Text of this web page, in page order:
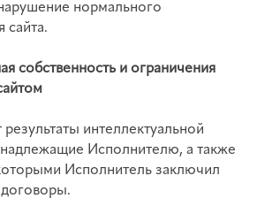
нормального
сайта.
собственность и ограничения
интеллектуальной
Исполнителю, а также
Исполнитель заключил